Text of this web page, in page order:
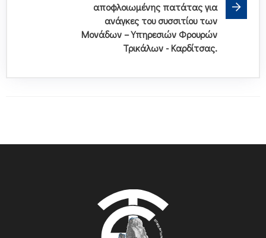
αποφλοιωμένης πατάτας για
ανάγκες του συσσιτίου των
Μονάδων – Υπηρεσιών Φρουρών
Τρικάλων - Καρδίτσας.